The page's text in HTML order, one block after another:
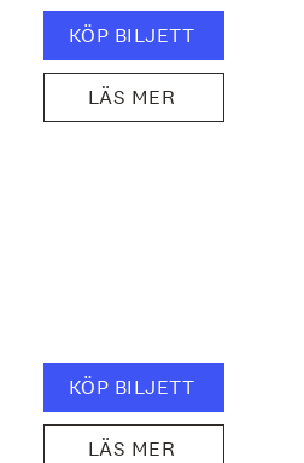
KÖP BILJETT
LÄS MER
KÖP BILJETT
LÄS MER